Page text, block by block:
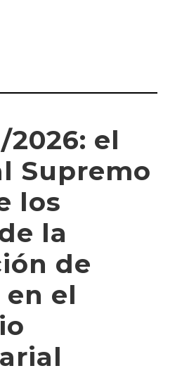
2026: el
Supremo
los
la
de
el